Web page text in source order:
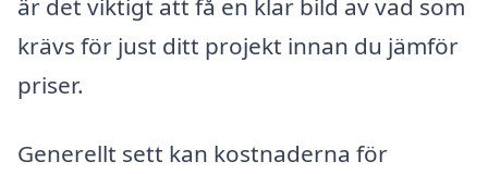
är det viktigt att få en klar bild av vad som
krävs för just ditt projekt innan du jämför
priser.
Generellt sett kan kostnaderna för